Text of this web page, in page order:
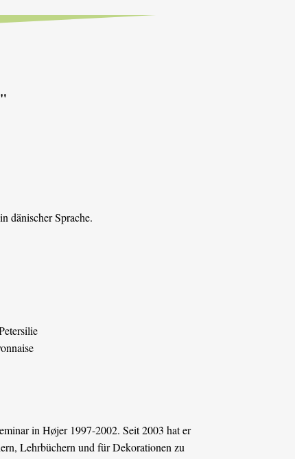
dänischer Sprache.
in Højer 1997-2002. Seit 2003 hat er
Lehrbüchern und für Dekorationen zu